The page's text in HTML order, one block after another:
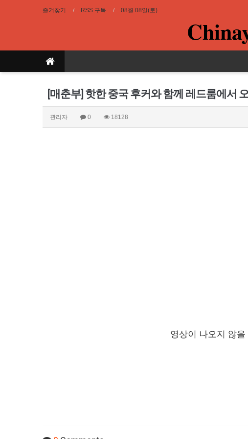
즐겨찾기 RSS 구독 08월 08일(토)
[매춘부] 핫한 중국 후커와 함께 레드룸에서
관리자 0 18128
영상이 나오지 않을